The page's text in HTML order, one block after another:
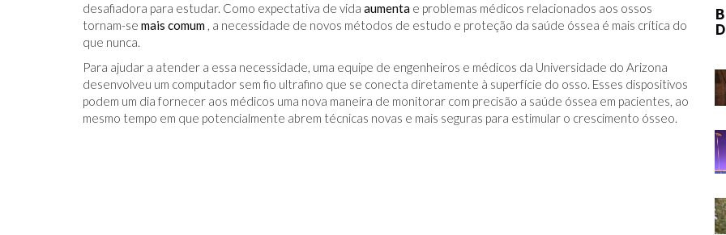
desafiadora para estudar. Como expectativa de vida aumenta e problemas médicos relacionados aos ossos
tornam-se mais comum , a necessidade de novos métodos de estudo e proteção da saúde óssea é mais crítica do
que nunca.
Para ajudar a atender a essa necessidade, uma equipe de engenheiros e médicos da Universidade do Arizona
desenvolveu um computador sem fio ultrafino que se conecta diretamente à superfície do osso. Esses dispositivos
podem um dia fornecer aos médicos uma nova maneira de monitorar com precisão a saúde óssea em pacientes, ao
mesmo tempo em que potencialmente abrem técnicas novas e mais seguras para estimular o crescimento ósseo.
BERNIE MADOFF AJUDOU O MERCADO
DE ARTE?